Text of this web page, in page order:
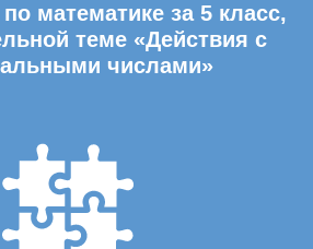
математике за 5 класс,
теме «Действия с
числами»